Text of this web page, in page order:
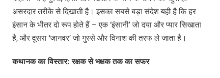
असरदार तरीके से दिखाती है। इसका सबसे बड़ा संदेश यही है कि हर
इंसान के भीतर दो रूप होते हैं – एक ‘इंसानी’ जो दया और प्यार सिखाता
है, और दूसरा ‘जानवर’ जो गुस्से और विनाश की तरफ ले जाता है।
कथानककाविस्तार:रक्षकसेभक्षकतककासफर